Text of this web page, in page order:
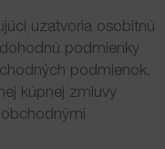
uzatvoria osobitnú
podmienky
podmienok,
kúpnej zmluvy